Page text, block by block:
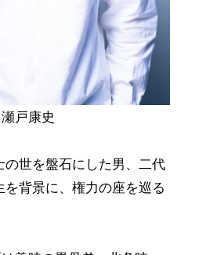
瀬戸康史
世を盤石にした男、二代
背景に、権力の座を巡る